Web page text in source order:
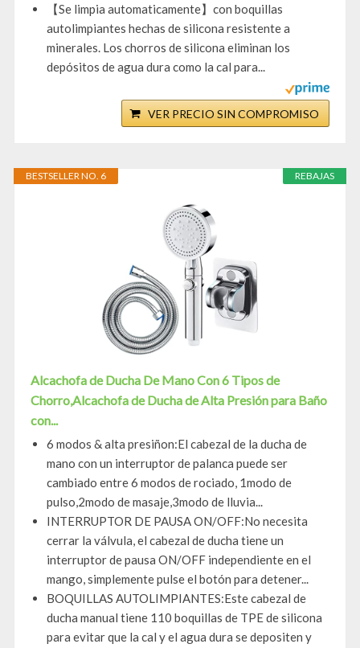
【Se limpia automaticamente】con boquillas
autolimpiantes hechas de silicona resistente a
minerales. Los chorros de silicona eliminan los
depósitos de agua dura como la cal para...
VER PRECIO SIN COMPROMISO
REBAJAS
BESTSELLER NO. 6
Alcachofa de Ducha De Mano Con 6 Tipos de
Chorro,Alcachofa de Ducha de Alta Presión para Baño
con...
6 modos & alta presiñon:El cabezal de la ducha de
mano con un interruptor de palanca puede ser
cambiado entre 6 modos de rociado, 1modo de
pulso,2modo de masaje,3modo de lluvia...
INTERRUPTOR DE PAUSA ON/OFF:No necesita
cerrar la válvula, el cabezal de ducha tiene un
interruptor de pausa ON/OFF independiente en el
mango, simplemente pulse el botón para detener...
BOQUILLAS AUTOLIMPIANTES:Este cabezal de
ducha manual tiene 110 boquillas de TPE de silicona
para evitar que la cal y el agua dura se depositen y